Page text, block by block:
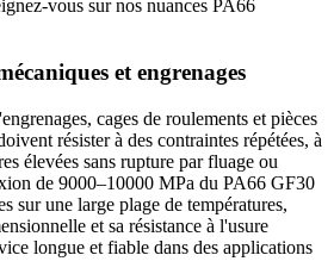
vous sur nos nuances PA66
et engrenages
cages de roulements et pièces
résister à des contraintes répétées, à
élevées sans rupture par fluage ou
de 9000–10000 MPa du PA66 GF30
sur une large plage de températures,
et sa résistance à l'usure
longue et fiable dans des applications